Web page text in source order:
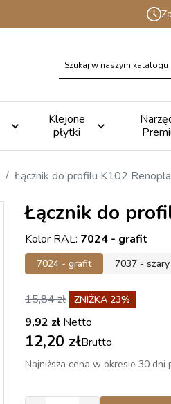

Klejone
płytki

Łącznik do profilu K102
Łącznik do
Kolor RAL: 7024 - grafit
7024 - grafit 7037 - szary
15,84 zł ZNIŻKA 23%
9,92 zł Netto
12,20 złBrutto
Najniższa cena w okresie 30 dni